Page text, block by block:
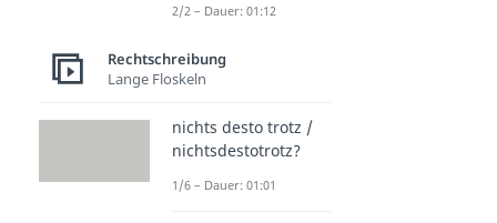
2/2 – Dauer: 01:12
Rechtschreibung
Lange Floskeln
nichts desto trotz /
nichtsdestotrotz?
1/6 – Dauer: 01:01